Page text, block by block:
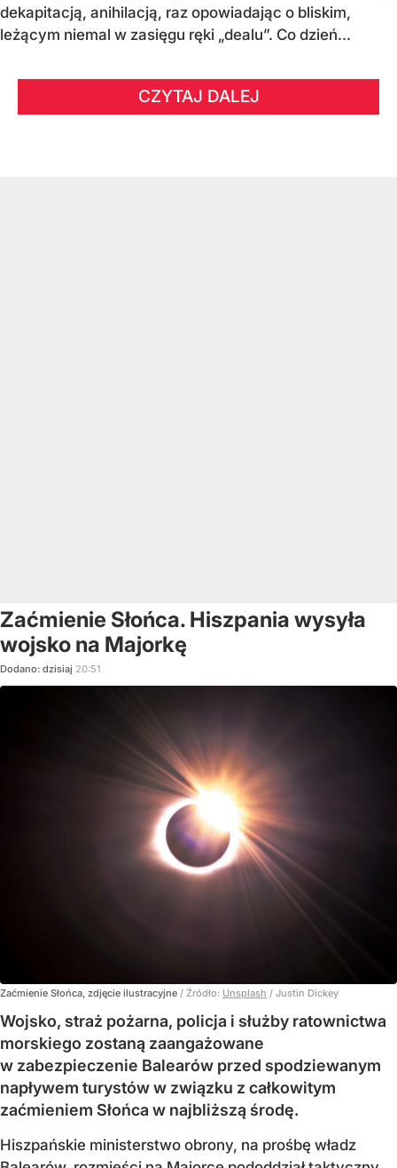
dekapitacją, anihilacją, raz opowiadając o bliskim,
leżącym niemal w zasięgu ręki „dealu”. Co dzień...
CZYTAJ DALEJ
Zaćmienie Słońca. Hiszpania wysyła
wojsko na Majorkę
Dodano: dzisiaj 20:51
Zaćmienie Słońca, zdjęcie ilustracyjne / Źródło: Unsplash / Justin Dickey
Wojsko, straż pożarna, policja i służby ratownictwa
morskiego zostaną zaangażowane
w zabezpieczenie Balearów przed spodziewanym
napływem turystów w związku z całkowitym
zaćmieniem Słońca w najbliższą środę.
Hiszpańskie ministerstwo obrony, na prośbę władz